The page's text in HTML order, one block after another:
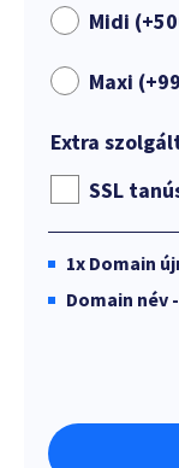
Midi (+
Maxi (+
Extra
SSL
1x Domain
Domain név